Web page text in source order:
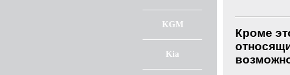
KGM
Kia
Кроме